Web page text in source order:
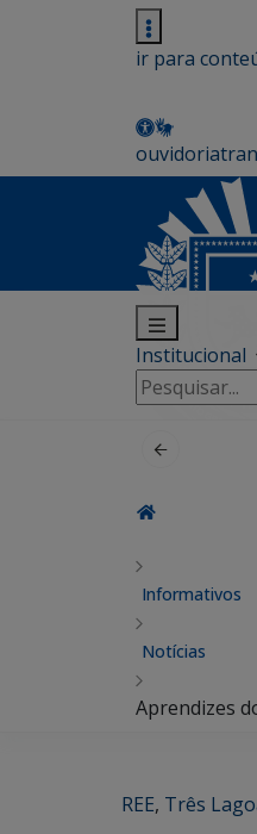
ir para
ouvidoria
Institucional
Pesquisar
por:
Informativos
Notícias
Aprendizes
REE, Três